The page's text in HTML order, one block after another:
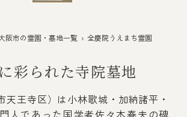
阪市の霊園・墓地一覧 › 全慶院うえまち霊園
彩られた寺院墓地
天王寺区）は小林歌城・加納諸平・
人であった国学者佐々木春夫の碑